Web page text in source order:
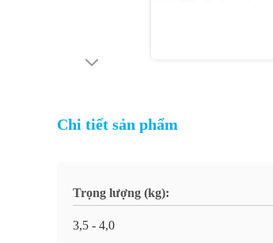
Chi tiết sản phẩm
Trọng lượng (kg):
3,5 - 4,0